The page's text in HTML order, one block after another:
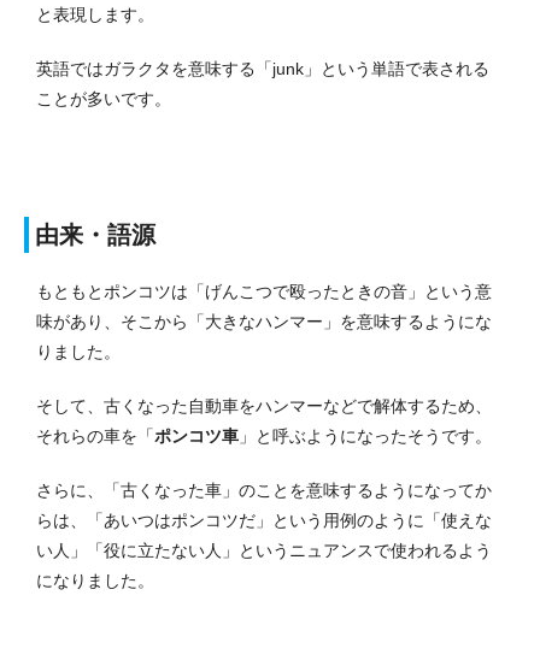
と表現します。
英語ではガラクタを意味する「junk」という単語で表される
ことが多いです。
由来・語源
もともとポンコツは「げんこつで殴ったときの音」という意
味があり、そこから「大きなハンマー」を意味するようにな
りました。
そして、古くなった自動車をハンマーなどで解体するため、
それらの車を「ポンコツ車 」と呼ぶようになったそうです。
さらに、「古くなった車」のことを意味するようになってか
らは、「あいつはポンコツだ」という用例のように「使えな
い人」「役に立たない人」というニュアンスで使われるよう
になりました。